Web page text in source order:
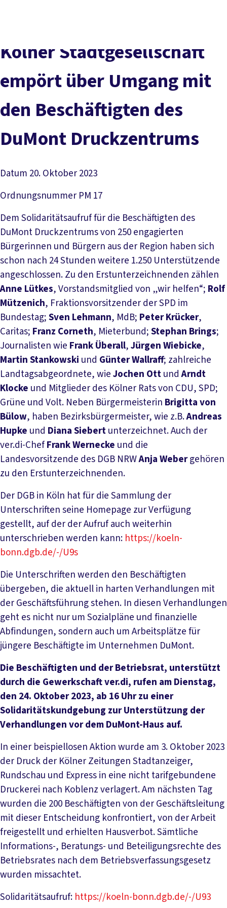
Politik in NRW
Service
Mitmachen
Kölner Stadtgesellschaft
empört über Umgang mit
den Beschäftigten des
DuMont Druckzentrums
Datum 20. Oktober 2023
Ordnungsnummer PM 17
Dem Solidaritätsaufruf für die Beschäftigten des
DuMont Druckzentrums von 250 engagierten
Bürgerinnen und Bürgern aus der Region haben sich
schon nach 24 Stunden weitere 1.250 Unterstützende
angeschlossen. Zu den Erstunterzeichnenden zählen
Anne Lütkes, Vorstandsmitglied von „wir helfen“; Rolf
Mützenich, Fraktionsvorsitzender der SPD im
Bundestag;Sven Lehmann, MdB; Peter Krücker,
Caritas; Franz Corneth, Mieterbund;Stephan Brings;
Journalisten wie Frank Überall,Jürgen Wiebicke,
Martin Stankowski und Günter Wallraff; zahlreiche
Landtagsabgeordnete, wieJochen OttundArndt
Klocke und Mitglieder des Kölner Rats von CDU, SPD;
Grüne und Volt. Neben Bürgermeisterin Brigitta von
Bülow, haben Bezirksbürgermeister, wie z.B.Andreas
Hupke und Diana Siebertunterzeichnet. Auch der
ver.di-ChefFrank Wernecke und die
Landesvorsitzende des DGB NRWAnja Webergehören
zu den Erstunterzeichnenden.
Der DGB in Köln hat für die Sammlung der
Unterschriften seine Homepage zur Verfügung
gestellt, auf der der Aufruf auch weiterhin
unterschrieben werden kann: https://koeln-
bonn.dgb.de/-/U9s
Die Unterschriften werden den Beschäftigten
übergeben, die aktuell in harten Verhandlungen mit
der Geschäftsführung stehen. In diesen Verhandlungen
geht es nicht nur um Sozialpläne und finanzielle
Abfindungen, sondern auch um Arbeitsplätze für
jüngere Beschäftigte im Unternehmen DuMont.
Die Beschäftigten und der Betriebsrat, unterstützt
durch die Gewerkschaft ver.di, rufen am Dienstag,
den 24. Oktober 2023, ab 16 Uhr zu einer
Solidaritätskundgebung zur Unterstützung der
Verhandlungen vor dem DuMont-Haus auf.
In einer beispiellosen Aktion wurde am 3. Oktober 2023
der Druck der Kölner Zeitungen Stadtanzeiger,
Rundschau und Express in eine nicht tarifgebundene
Druckerei nach Koblenz verlagert. Am nächsten Tag
wurden die 200 Beschäftigten von der Geschäftsleitung
mit dieser Entscheidung konfrontiert, von der Arbeit
freigestellt und erhielten Hausverbot. Sämtliche
Informations-, Beratungs- und Beteiligungsrechte des
Betriebsrates nach dem Betriebsverfassungsgesetz
wurden missachtet.
Solidaritätsaufruf: https://koeln-bonn.dgb.de/-/U93